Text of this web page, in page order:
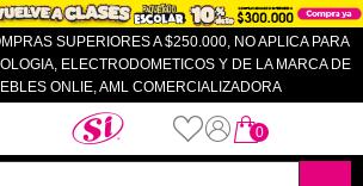
SUPERIORES A $250.000, NO APLICA PARA
ELECTRODOMETICOS Y DE LA MARCA DE
ONLIE, AML COMERCIALIZADORA
Almacenes SI
0